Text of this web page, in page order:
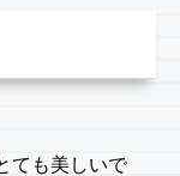
ても美しいで